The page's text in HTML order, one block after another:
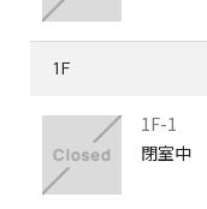
1F
1F-1
閉室中